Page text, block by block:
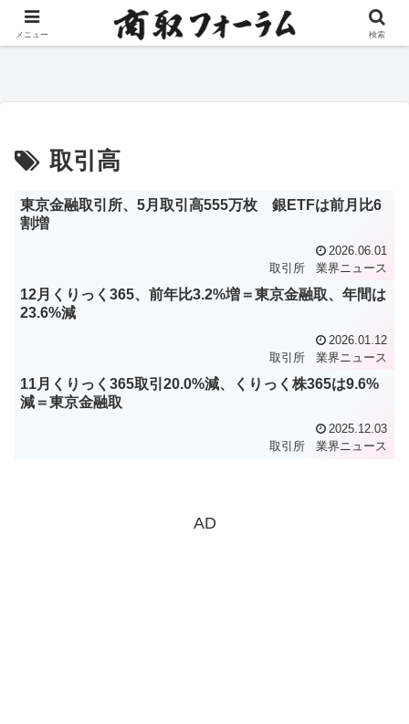
国内商品先物、7月出来高は
前月比19.8％減の74万9016枚
堂島取引所、金銀白金の愛称
決定 公募から「フィット」
表
取引高
東京金融取引所、5月取引高555万枚 銀ETFは前月比6
割増
2026.06.01
取引所
業界ニュース
12月くりっく365、前年比3.2%増＝東京金融取、年間は
23.6%減
2026.01.12
取引所
業界ニュース
11月くりっく365取引20.0%減、くりっく株365は9.6%
減＝東京金融取
2025.12.03
取引所
業界ニュース
AD
メニュー 検索